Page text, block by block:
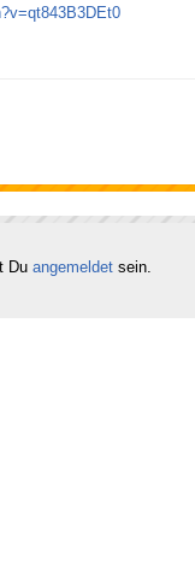
Du angemeldet sein.